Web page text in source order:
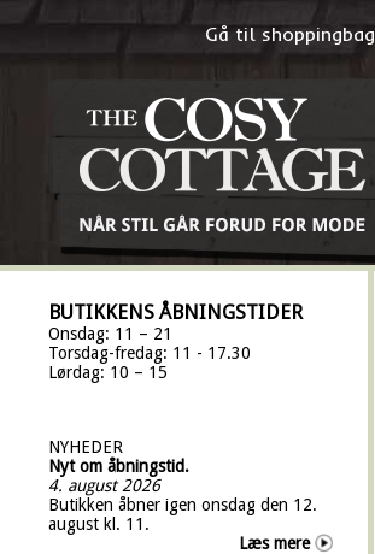
Gå til shoppingbag
BUTIKKENS ÅBNINGSTIDER
Onsdag: 11 – 21
Torsdag-fredag: 11 - 17.30
Lørdag: 10 – 15
NYHEDER
Nyt om åbningstid.
4. august 2026
Butikken åbner igen onsdag den 12.
august kl. 11.
Læs mere